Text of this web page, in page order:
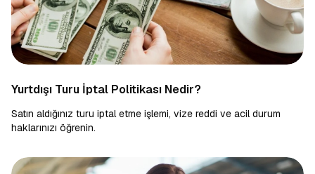
Yurtdışı Turu İptal Politikası Nedir?
Satın aldığınız turu iptal etme işlemi, vize reddi ve acil durum
haklarınızı öğrenin.